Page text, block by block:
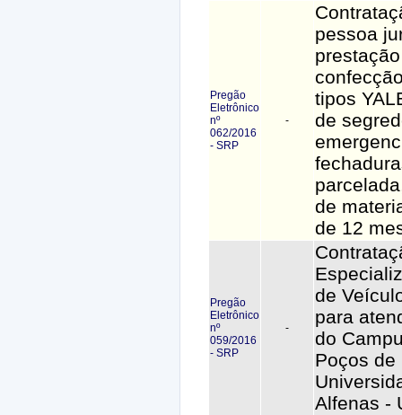
Pregão
Eletrônico
nº
062/2016
- SRP
-
pessoa
tipos
de
de
de 12
Pregão
Eletrônico
nº
059/2016
- SRP
-
de
para
do
Poços de
Alfenas -